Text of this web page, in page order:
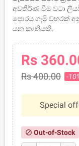
අවතීර්ණ වීම වටා
පොරය ගැමි වහරක්
යන කෘතියකි.
Rs
Rs 400.00 -
Special
block Out-of-Stock